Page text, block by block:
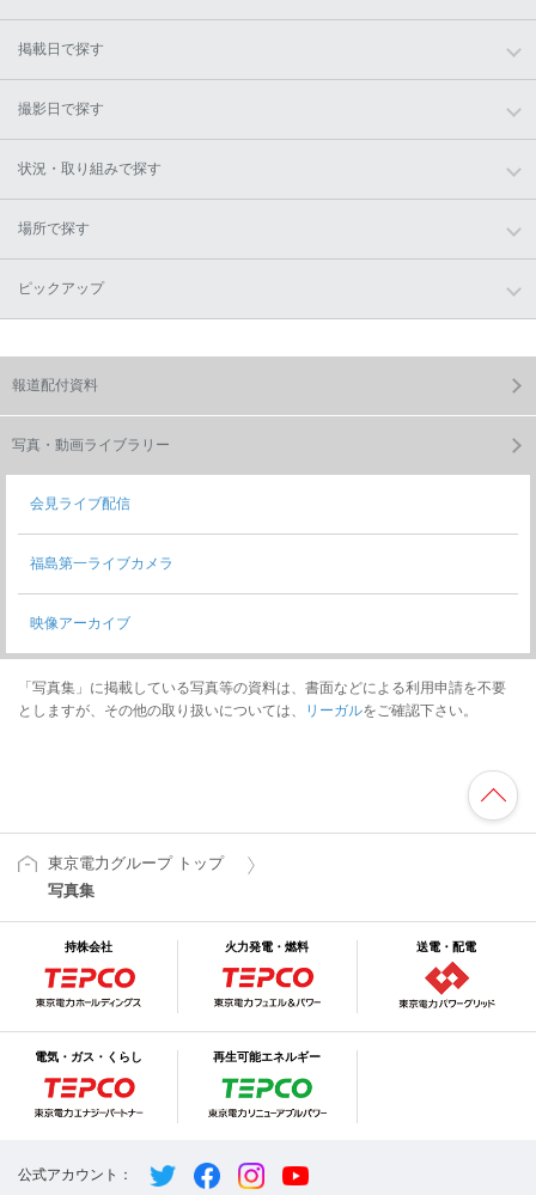
掲載日で探す
撮影日で探す
状況・取り組みで探す
場所で探す
ピックアップ
報道配付資料
写真・動画ライブラリー
会見ライブ配信
福島第一ライブカメラ
映像アーカイブ
「写真集」に掲載している写真等の資料は、書面などによる利用申請を不要
としますが、その他の取り扱いについては、
リーガルをご確認下さい。
東京電力グループ トップ
写真集
持株会社 火力発電・燃料 送電・配電
電気・ガス・くらし 再生可能エネルギー
公式アカウント：